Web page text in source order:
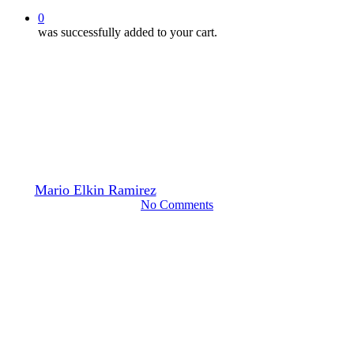
0
was successfully added to your cart.
Mario Elkin Ramirez24 noviembre, 2016
No Comments